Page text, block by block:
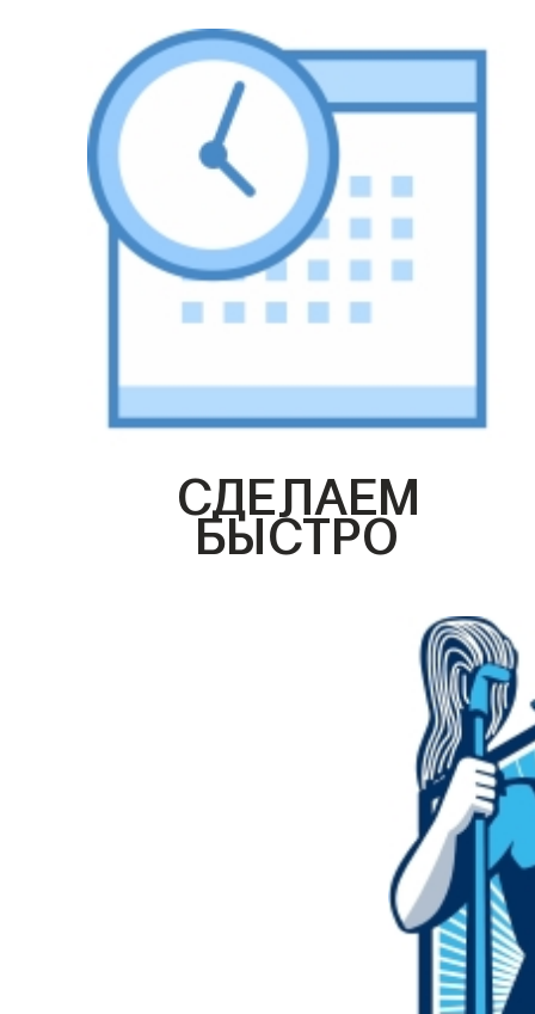
СДЕЛАЕМ
БЫСТРО